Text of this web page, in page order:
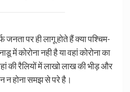
जनता पर ही लागू होते हैं क्या पश्चिम-
कोरोना नही है या वहां कोरोना का
की रैलियों में लाखो लाख की भीड़ और
न होना समझ से परे है।